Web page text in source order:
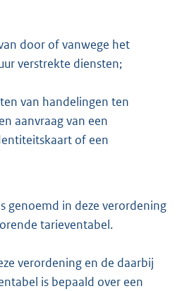
door of vanwege het
verstrekte diensten;
van handelingen ten
aanvraag van een
of een
genoemd in deze verordening
tarieventabel.
verordening en de daarbij
is bepaald over een